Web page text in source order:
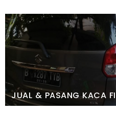
JUAL & PASANG KACA